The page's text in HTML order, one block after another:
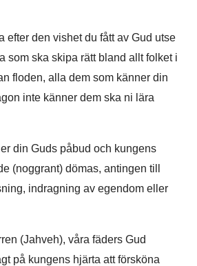
efter den vishet du fått av Gud utse
som ska skipa rätt bland allt folket i
floden, alla dem som känner din
inte känner dem ska ni lära
din Guds påbud och kungens
(noggrant) dömas, antingen till
indragning av egendom eller
(Jahveh), våra fäders Gud
på kungens hjärta att försköna